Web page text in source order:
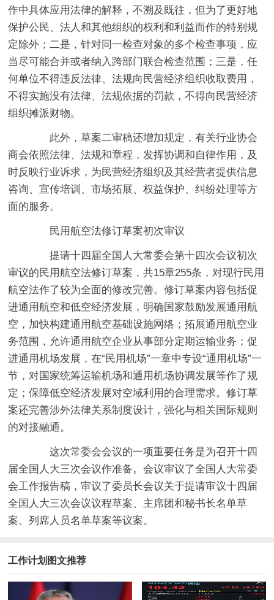
作中具体应用法律的解释，不溯及既往，但为了更好地
保护公民、法人和其他组织的权利和利益而作的特别规
定除外；二是，针对同一检查对象的多个检查事项，应
当尽可能合并或者纳入跨部门联合检查范围；三是，任
何单位不得违反法律、法规向民营经济组织收取费用，
不得实施没有法律、法规依据的罚款，不得向民营经济
组织摊派财物。
此外，草案二审稿还增加规定，有关行业协会
商会依照法律、法规和章程，发挥协调和自律作用，及
时反映行业诉求，为民营经济组织及其经营者提供信息
咨询、宣传培训、市场拓展、权益保护、纠纷处理等方
面的服务。
民用航空法修订草案初次审议
提请十四届全国人大常委会第十四次会议初次
审议的民用航空法修订草案，共15章255条，对现行民用
航空法作了较为全面的修改完善。修订草案内容包括促
进通用航空和低空经济发展，明确国家鼓励发展通用航
空，加快构建通用航空基础设施网络；拓展通用航空业
务范围，允许通用航空企业从事部分定期运输业务；促
进通用机场发展，在“民用机场”一章中专设“通用机场”一
节，对国家统筹运输机场和通用机场协调发展等作了规
定；保障低空经济发展对空域利用的合理需求。修订草
案还完善涉外法律关系制度设计，强化与相关国际规则
的对接融通。
这次常委会会议的一项重要任务是为召开十四
届全国人大三次会议作准备。会议审议了全国人大常委
会工作报告稿，审议了委员长会议关于提请审议十四届
全国人大三次会议议程草案、主席团和秘书长名单草
案、列席人员名单草案等议案。
工作计划图文推荐